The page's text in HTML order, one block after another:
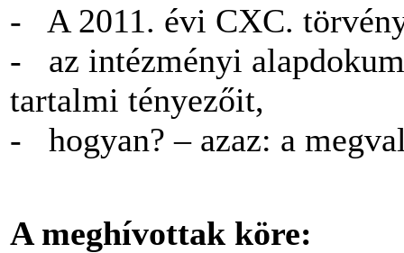
- A 2011. évi CXC.
- az intézményi
tartalmi tényezőit,
- hogyan? – azaz: a
A meghívottak köre: